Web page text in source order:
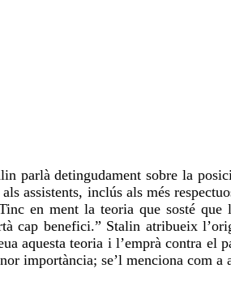
parlà detingudament sobre la
assistents, inclús als més
en ment la teoria que sosté
benefici.” Stalin atribueix
aquesta teoria i l’emprà contra el
importància; se’l menciona com